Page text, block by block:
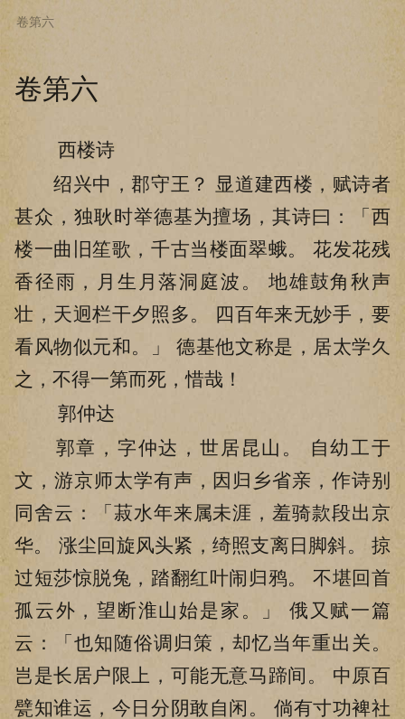
卷第六
西楼诗
绍兴中，郡守王？ 显道建西楼，赋诗者
甚众，独耿时举德基为擅场，其诗曰：「西
楼一曲旧笙歌，千古当楼面翠蛾。 花发花残
香径雨，月生月落洞庭波。 地雄鼓角秋声
壮，天迥栏干夕照多。 四百年来无妙手，要
看风物似元和。」 德基他文称是，居太学久
之，不得一第而死，惜哉！
郭仲达
郭章，字仲达，世居昆山。 自幼工于
文，游京师太学有声，因归乡省亲，作诗别
同舍云：「菽水年来属未涯，羞骑款段出京
华。 涨尘回旋风头紧，绮照支离日脚斜。 掠
过短莎惊脱兔，踏翻红叶闹归鸦。 不堪回首
孤云外，望断淮山始是家。」 俄又赋一篇
云：「也知随俗调归策，却忆当年重出关。
岂是长居户限上，可能无意马蹄间。 中原百
甓知谁运，今日分阴敢自闲。 倘有寸功裨社
卷第六